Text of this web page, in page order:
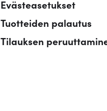
Evästeasetukset
Tuotteiden palautus
Tilauksen